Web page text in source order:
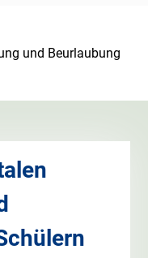
und Beurlaubung